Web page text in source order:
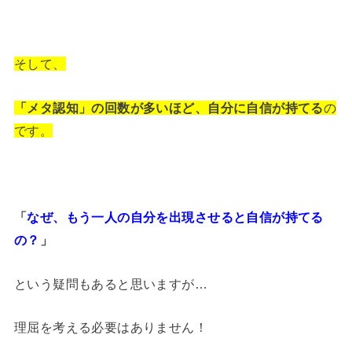
そして、
「メタ認知」の回数が多いほど、 自分に自信が持てるの
です。
「なぜ、もう一人の自分を出現させると自信が持てる
の？ 」
という疑問もあると思いますが…
理屈を考える必要はありません！